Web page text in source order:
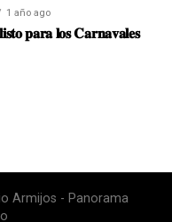
1 año ago
𝐩𝐚𝐫𝐚 𝐥𝐨𝐬 𝐂𝐚𝐫𝐧𝐚𝐯𝐚𝐥𝐞𝐬
Armijos - Panorama